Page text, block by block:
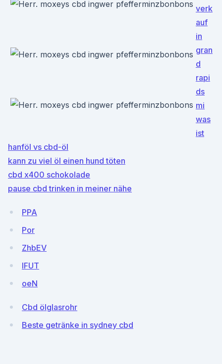
verk
auf
in
gran
d
rapi
ds
mi
was
ist
hanföl vs cbd-öl
kann zu viel öl einen hund töten
cbd x400 schokolade
pause cbd trinken in meiner nähe
PPA
Por
ZhbEV
lFUT
oeN
Cbd ölglasrohr
Beste getränke in sydney cbd